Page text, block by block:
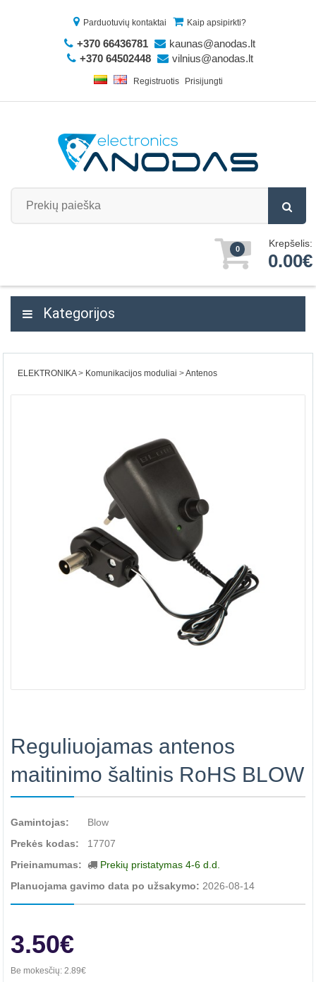
Parduotuvių kontaktai Kaip apsipirkti?
+370 66436781
kaunas@anodas.lt
+370 64502448
vilnius@anodas.lt
Registruotis Prisijungti
0 Krepšelis:
0.00€
Kategorijos
ELEKTRONIKA Komunikacijos moduliai Antenos
Reguliuojamas antenos
maitinimo šaltinis RoHS BLOW
Gamintojas:
Blow
Prekės kodas:
17707
Prieinamumas:
Prekių pristatymas 4-6 d.d.
Planuojama gavimo data po užsakymo: 2026-08-14
3.50€
Be mokesčių: 2.89€